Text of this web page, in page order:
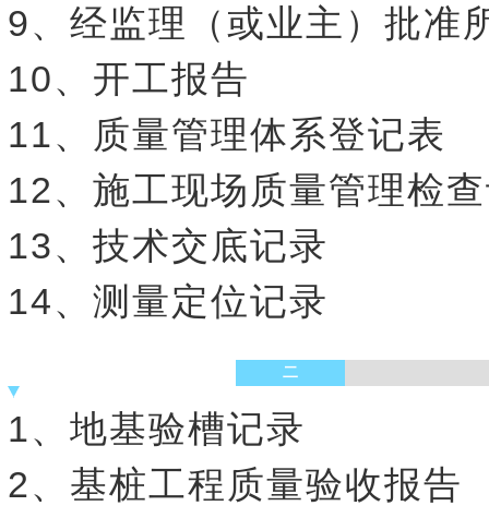
9、经监理（或业主）批准
10、开工报告
11、质量管理体系登记表
12、施工现场质量管理检
13、技术交底记录
14、测量定位记录
二
1、地基验槽记录
2、基桩工程质量验收报告